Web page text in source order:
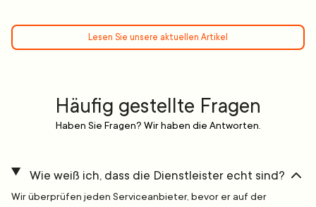
Lesen Sie unsere aktuellen Artikel
Häufig gestellte Fragen
Haben Sie Fragen? Wir haben die Antworten.
Wie weiß ich, dass die Dienstleister echt sind?
Wir überprüfen jeden Serviceanbieter, bevor er auf der